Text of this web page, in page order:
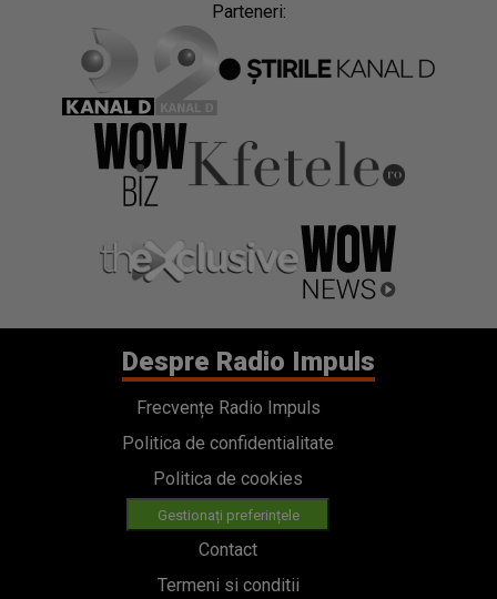
Parteneri:
Despre Radio Impuls
Frecvențe Radio Impuls
Politica de confidentialitate
Politica de cookies
Gestionați preferințele
Contact
Termeni si conditii